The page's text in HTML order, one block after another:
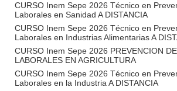
CURSO Inem Sepe 2026 Técnico en
Laborales en Sanidad A DISTANCIA
CURSO Inem Sepe 2026 Técnico en
Laborales en Industrias Alimentarias A
CURSO Inem Sepe 2026 PREVENCION
LABORALES EN AGRICULTURA
CURSO Inem Sepe 2026 Técnico en
Laborales en la Industria A DISTANCIA